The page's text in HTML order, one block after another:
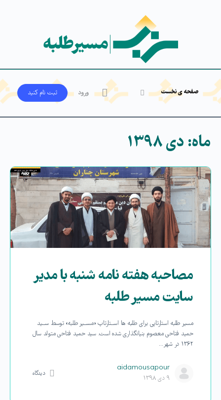
صفحه ی نخست ورود ثبت‌ نام کنید
ماه: دی ۱۳۹۸
مصاحبه هفته نامه شنبه با مدیر
سایت مسیر طلبه
مسیر طلبه استارتاپی برای طلبه ها اســتارتاپ «مســیر طلبه» توسط ســید
حمید فتاحى معصوم بنیانگذارى شده است. سید حمید فتاحى متولد سال
۱۳۶۲ در شهر…
aidamousapour
۹ دی ۱۳۹۸
دیدگاه